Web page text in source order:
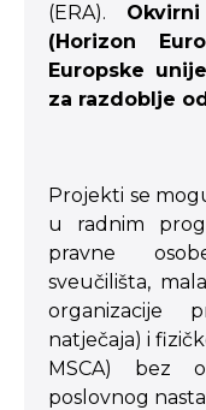
(ERA).
(Horizon
Europske
za razdoblje
Projekti se
u radnim
pravne
sveučilišta,
organizacije
natječaja) i
MSCA) bez
poslovnog